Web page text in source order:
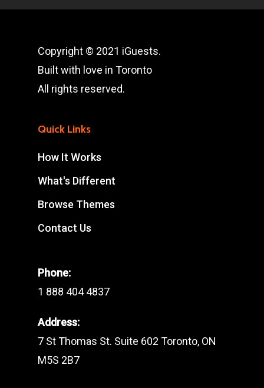
Copyright © 2021 iGuests.
Built with love in Toronto
All rights reserved.
Quick Links
How It Works
What's Different
Browse Themes
Contact Us
Phone:
1 888 404 4837
Address:
7 St Thomas St. Suite 602 Toronto, ON
M5S 2B7